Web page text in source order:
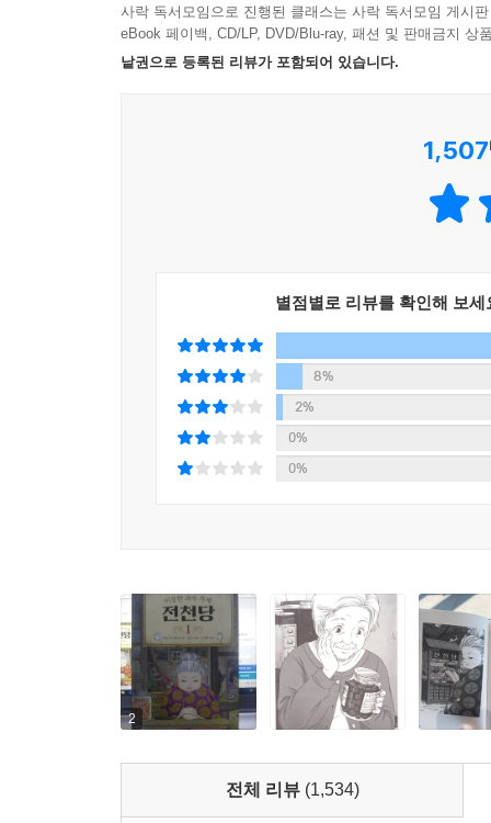
사락 독서모임으로 진행된 클래스는 사락 독서모임 게시
eBook 페이백, CD/LP, DVD/Blu-ray, 패션 및 판매금지 상
낱권으로 등록된 리뷰가 포함되어 있습니다.
1,507
별점별로 리뷰를 확인해 보세
8%
2%
0%
0%
2
전체 리뷰 (1,534)